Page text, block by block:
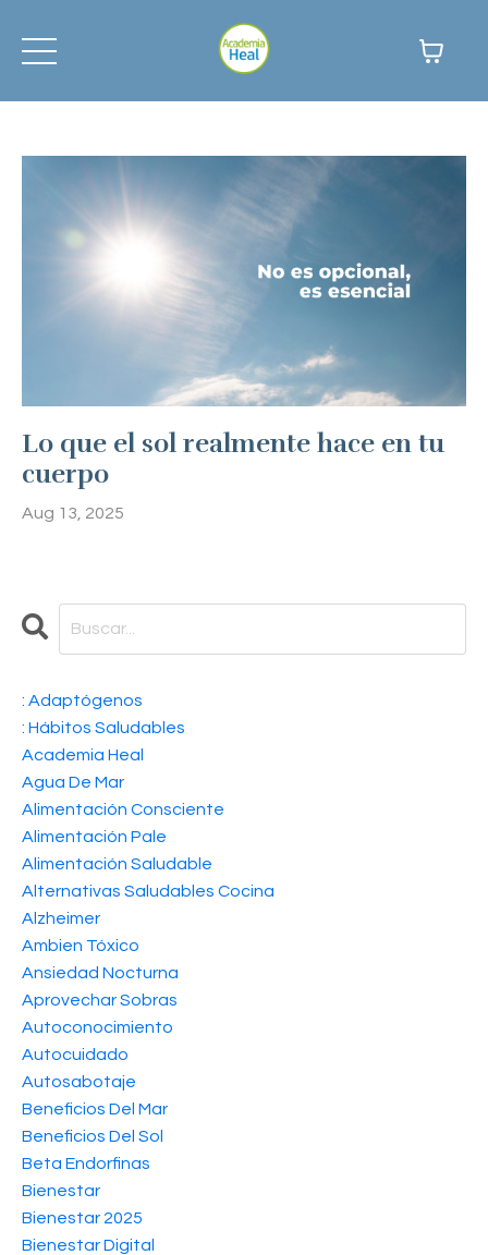
Lo que el sol realmente hace en tu
cuerpo
Aug 13, 2025
: Adaptógenos
: Hábitos Saludables
Academia Heal
Agua De Mar
Alimentación Consciente
Alimentación Pale
Alimentación Saludable
Alternativas Saludables Cocina
Alzheimer
Ambien Tóxico
Ansiedad Nocturna
Aprovechar Sobras
Autoconocimiento
Autocuidado
Autosabotaje
Beneficios Del Mar
Beneficios Del Sol
Beta Endorfinas
Bienestar
Bienestar 2025
Bienestar Digital